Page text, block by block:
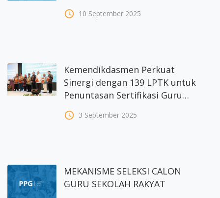
access_time 10 September 2025
Kemendikdasmen Perkuat
Sinergi dengan 139 LPTK untuk
Penuntasan Sertifikasi Guru
Tertentu 2025
access_time 3 September 2025
MEKANISME SELEKSI CALON
GURU SEKOLAH RAKYAT